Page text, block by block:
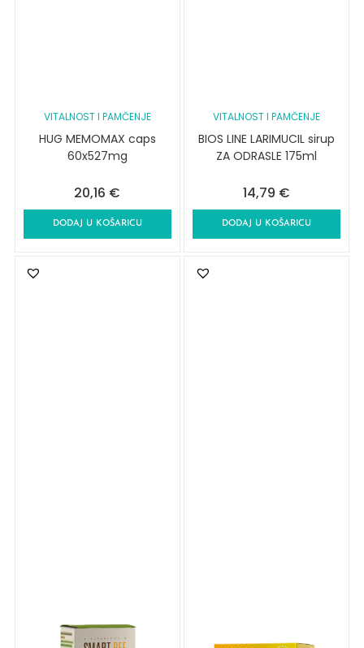
VITALNOST I PAMČENJE
HUG MEMOMAX caps
60x527mg
20,16 €
DODAJ U KOŠARICU
VITALNOST I PAMČENJE
BIOS LINE LARIMUCIL sirup
ZA ODRASLE 175ml
14,79 €
DODAJ U KOŠARICU